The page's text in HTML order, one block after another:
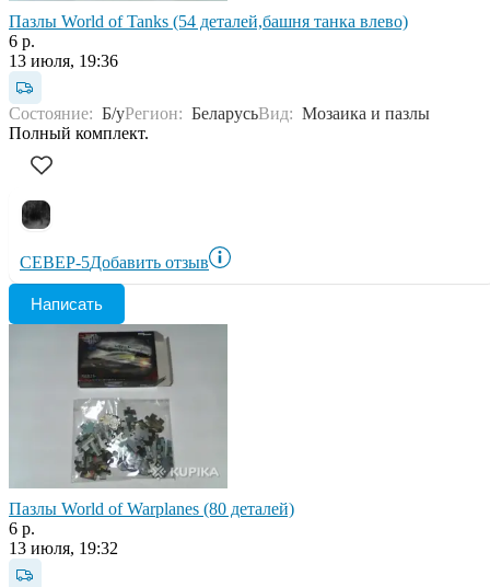
Пазлы World of Tanks (54 деталей,башня танка влево)
6 р.
13 июля, 19:36
Состояние: Б/уРегион: БеларусьВид: Мозаика и пазлы
Полный комплект.
СЕВЕР-5Добавить отзыв
Написать
Пазлы World of Warplanes (80 деталей)
6 р.
13 июля, 19:32